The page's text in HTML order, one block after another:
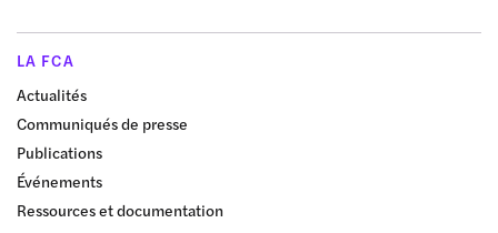
LA FCA
Actualités
Communiqués de presse
Publications
Événements
Ressources et documentation